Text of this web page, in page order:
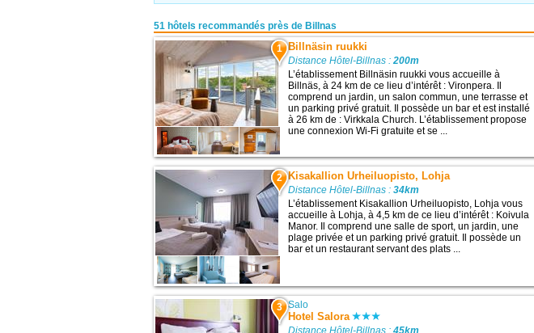
51 hôtels recommandés près de Billnas
1 Billnäsin ruukki
Distance Hôtel-Billnas :200m
L’établissement Billnäsin ruukki vous accueille à
Billnäs, à 24 km de ce lieu d’intérêt : Vironpera. Il
comprend un jardin, un salon commun, une terrasse et
un parking privé gratuit. Il possède un bar et est installé
à 26 km de : Virkkala Church. L’établissement propose
une connexion Wi-Fi gratuite et se ...
2 Kisakallion Urheiluopisto, Lohja
Distance Hôtel-Billnas :34km
L’établissement Kisakallion Urheiluopisto, Lohja vous
accueille à Lohja, à 4,5 km de ce lieu d’intérêt : Koivula
Manor. Il comprend une salle de sport, un jardin, une
plage privée et un parking privé gratuit. Il possède un
bar et un restaurant servant des plats ...
3 Salo
Hotel Salora
Distance Hôtel-Billnas :45km